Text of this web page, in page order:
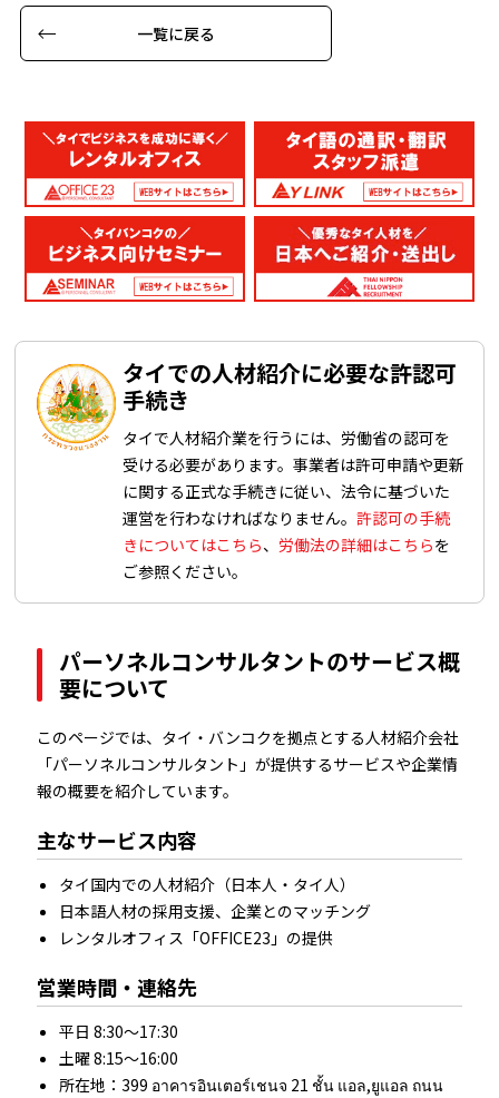
一覧に戻る
タイでの人材紹介に必要な許認可
手続き
タイで人材紹介業を行うには、労働省の認可を
受ける必要があります。事業者は許可申請や更新
に関する正式な手続きに従い、法令に基づいた
運営を行わなければなりません。許認可の手続
きについてはこちら、 労働法の詳細はこちらを
ご参照ください。
パーソネルコンサルタントのサービス概
要について
このページでは、タイ・バンコクを拠点とする人材紹介会社
「パーソネルコンサルタント」が提供するサービスや企業情
報の概要を紹介しています。
主なサービス内容
タイ国内での人材紹介（日本人・タイ人）
日本語人材の採用支援、企業とのマッチング
レンタルオフィス「OFFICE23」の提供
営業時間・連絡先
平日 8:30～17:30
土曜 8:15～16:00
所在地：399 อาคารอินเตอร์เชนจ 21 ชั้น แอล,ยูแอล ถนน